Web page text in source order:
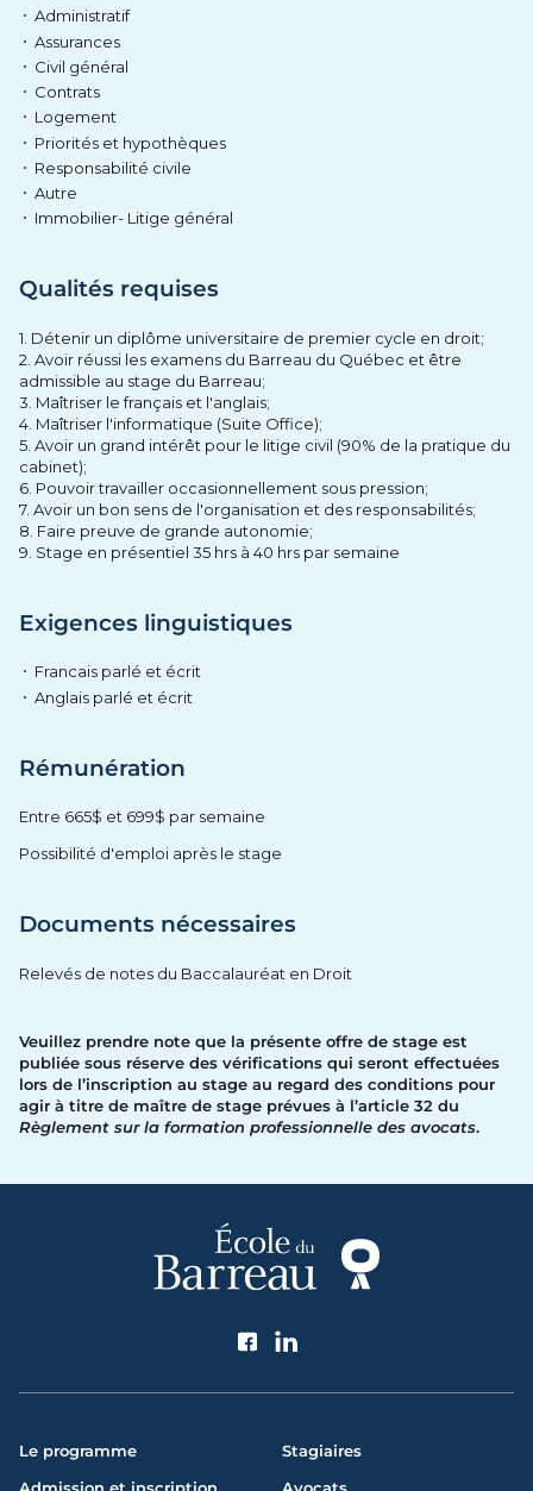
Administratif
Assurances
Civil général
Contrats
Logement
Priorités et hypothèques
Responsabilité civile
Autre
Immobilier- Litige général
Qualités requises
1. Détenir un diplôme universitaire de premier cycle en droit;
2. Avoir réussi les examens du Barreau du Québec et être
admissible au stage du Barreau;
3. Maîtriser le français et l'anglais;
4. Maîtriser l'informatique (Suite Office);
5. Avoir un grand intérêt pour le litige civil (90% de la pratique du
cabinet);
6. Pouvoir travailler occasionnellement sous pression;
7. Avoir un bon sens de l'organisation et des responsabilités;
8. Faire preuve de grande autonomie;
9. Stage en présentiel 35 hrs à 40 hrs par semaine
Exigences linguistiques
Francais parlé et écrit
Anglais parlé et écrit
Rémunération
Entre 665$ et 699$ par semaine
Possibilité d'emploi après le stage
Documents nécessaires
Relevés de notes du Baccalauréat en Droit
Veuillez prendre note que la présente offre de stage est
publiée sous réserve des vérifications qui seront effectuées
lors de l’inscription au stage au regard des conditions pour
agir à titre de maître de stage prévues à l’article 32 du
Règlement sur la formation professionnelle des avocats.
Suivez l'École du Barreau
Le programme
Stagiaires